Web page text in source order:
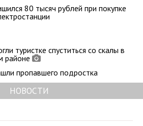
80 тысяч рублей при покупке
туристке спуститься со скалы в
районе
пропавшего подростка
НОВОСТИ